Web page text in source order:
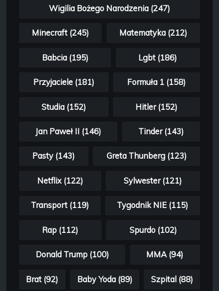
Wigilia Bożego Narodzenia (247)
Minecraft (245) Matematyka (212)
Babcia (195) Lgbt (186)
Przyjaciele (181) Formuła 1 (158)
Studia (152) Hitler (152)
Jan Paweł II (146) Tinder (143)
Pasty (143) Greta Thunberg (123)
Netflix (122) Sylwester (121)
Transport (119) Tygodnik NIE (115)
Rap (112) Spurdo (102)
Donald Trump (100) MMA (94)
Brat (92) Baby Yoda (89) Szpital (88)